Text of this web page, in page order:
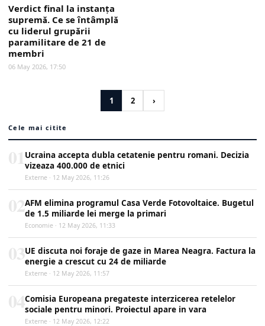
Verdict final la instanța
supremă. Ce se întâmplă
cu liderul grupării
paramilitare de 21 de
membri
06 May 2026, 17:50
1 2 ›
Cele mai citite
Ucraina accepta dubla cetatenie pentru romani. Decizia
vizeaza 400.000 de etnici
Externe · 12 May 2026, 11:26
AFM elimina programul Casa Verde Fotovoltaice. Bugetul
de 1.5 miliarde lei merge la primari
Economie · 12 May 2026, 11:33
UE discuta noi foraje de gaze in Marea Neagra. Factura la
energie a crescut cu 24 de miliarde
Externe · 12 May 2026, 11:57
Comisia Europeana pregateste interzicerea retelelor
sociale pentru minori. Proiectul apare in vara
Externe · 12 May 2026, 12:22